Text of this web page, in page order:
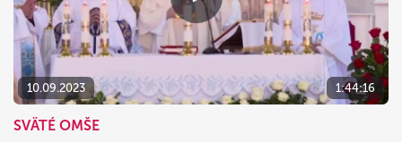
10.09.2023 1:44:16
SVÄTÉ OMŠE